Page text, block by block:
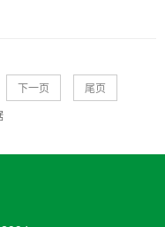
下一页
尾页